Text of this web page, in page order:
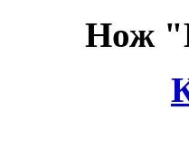
Нож